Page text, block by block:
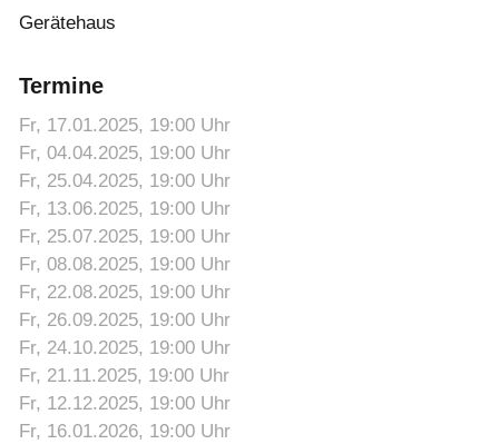
Termine
Fahrzeuge
Gerätehaus
Termine
Fr, 17.01.2025, 19:00 Uhr
Fr, 04.04.2025, 19:00 Uhr
Fr, 25.04.2025, 19:00 Uhr
Fr, 13.06.2025, 19:00 Uhr
Fr, 25.07.2025, 19:00 Uhr
Fr, 08.08.2025, 19:00 Uhr
Fr, 22.08.2025, 19:00 Uhr
Fr, 26.09.2025, 19:00 Uhr
Fr, 24.10.2025, 19:00 Uhr
Fr, 21.11.2025, 19:00 Uhr
Fr, 12.12.2025, 19:00 Uhr
Fr, 16.01.2026, 19:00 Uhr